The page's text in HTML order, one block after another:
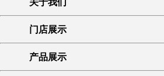
门店展示
产品展示